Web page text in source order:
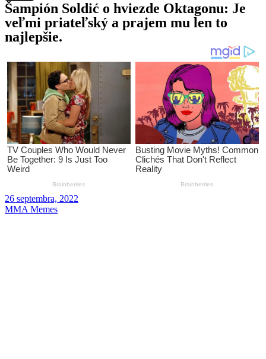
Šampión Soldić o hviezde Oktagonu: Je
veľmi priateľský a prajem mu len to
najlepšie.
26 septembra, 2022
MMA Memes